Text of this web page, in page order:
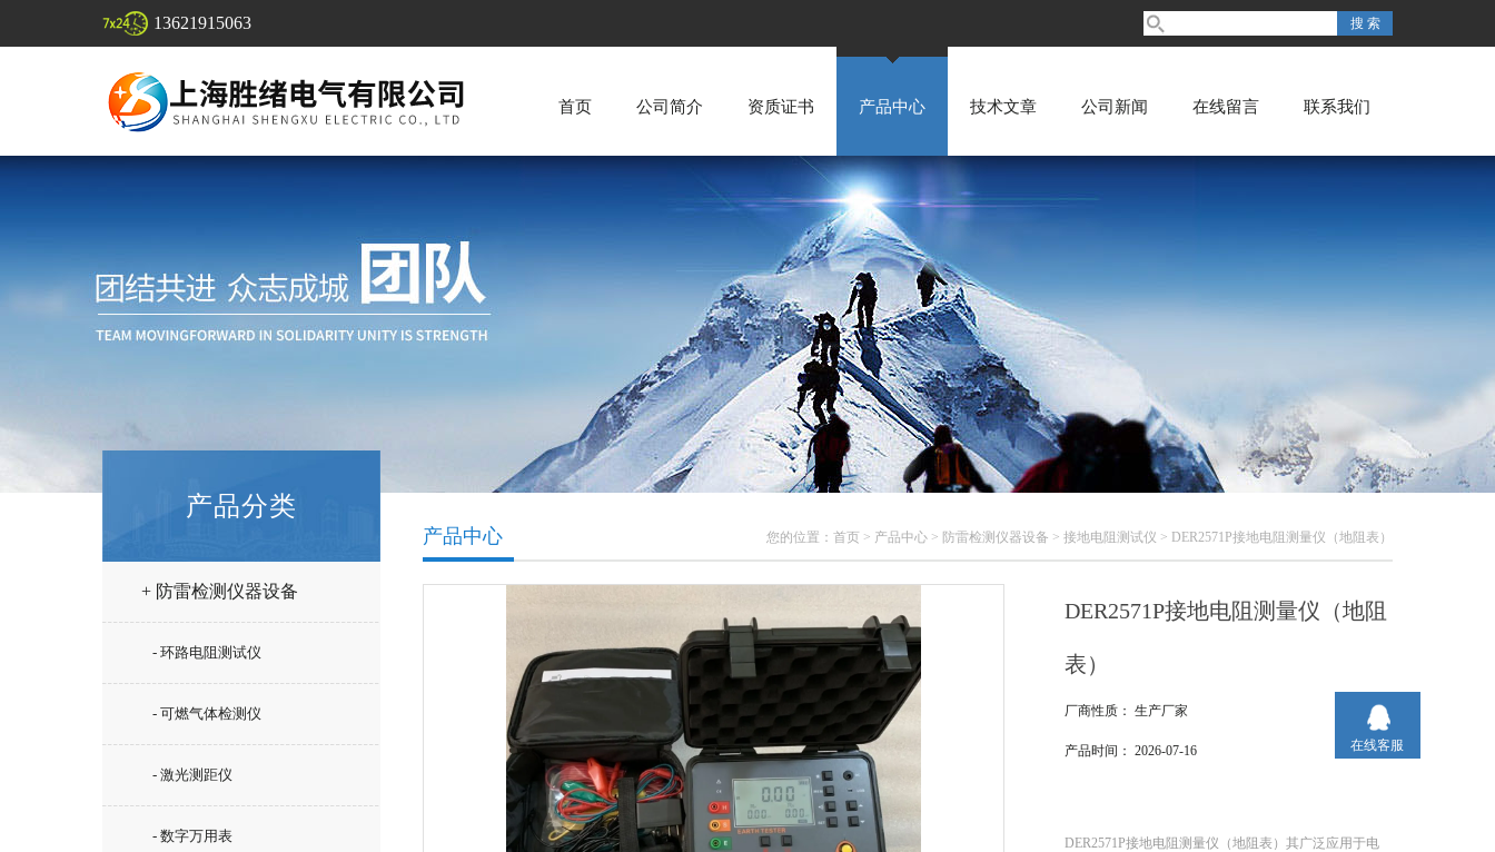
13621915063
首页 公司简介 资质证书 产品中心 技术文章 公司新闻 在线留言 联系我们
产品分类
+ 防雷检测仪器设备
- 环路电阻测试仪
- 可燃气体检测仪
- 激光测距仪
- 数字万用表
您的位置： 首页 > 产品中心 > 防雷检测仪器设备 > 接地电阻测试仪 > DER2571P接地电阻测量仪（地阻表）
产品中心
DER2571P接地电阻测量仪（地阻
表）
厂商性质： 生产厂家
产品时间： 2026-07-16
DER2571P接地电阻测量仪（地阻表）其广泛应用于电
在线客服